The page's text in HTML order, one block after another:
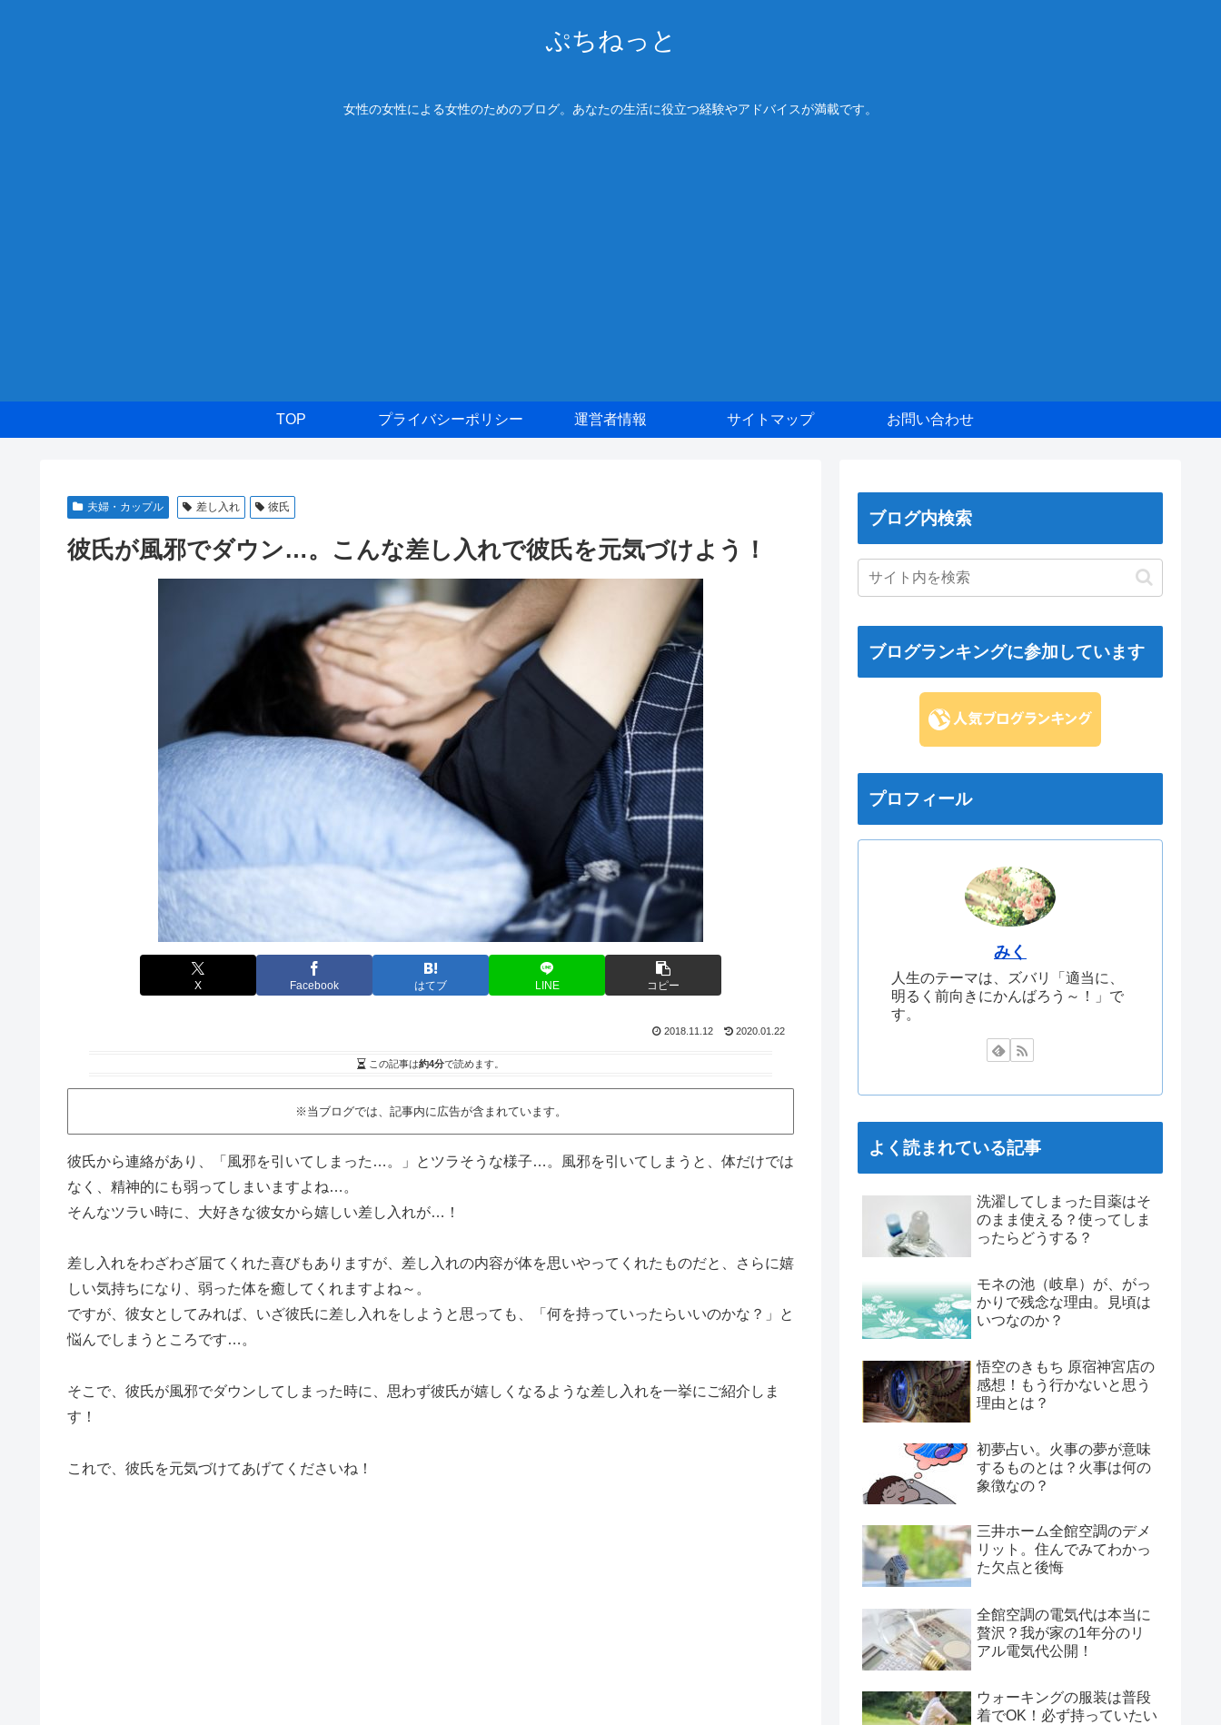
ぷちねっと
女性の女性による女性のためのブログ。あなたの生活に役立つ経験やアドバイスが満載です。
TOP プライバシーポリシー 運営者情報 サイトマップ お問い合わせ
夫婦・カップル 差し入れ 彼氏
彼氏が風邪でダウン…。こんな差し入れで彼氏を元気づけよう！
X Facebook はてブ LINE コピー
2018.11.12 2020.01.22
この記事は約4分で読めます。
※当ブログでは、記事内に広告が含まれています。
彼氏から連絡があり、「風邪を引いてしまった…。」とツラそうな様子…。風邪を引いてしまうと、体だけでは
なく、精神的にも弱ってしまいますよね…。
そんなツラい時に、大好きな彼女から嬉しい差し入れが…！
差し入れをわざわざ届てくれた喜びもありますが、差し入れの内容が体を思いやってくれたものだと、さらに嬉
しい気持ちになり、弱った体を癒してくれますよね～。
ですが、彼女としてみれば、いざ彼氏に差し入れをしようと思っても、「何を持っていったらいいのかな？」と
悩んでしまうところです…。
そこで、彼氏が風邪でダウンしてしまった時に、思わず彼氏が嬉しくなるような差し入れを一挙にご紹介しま
す！
これで、彼氏を元気づけてあげてくださいね！
ブログ内検索
ブログランキングに参加しています
プロフィール
みく
人生のテーマは、ズバリ「適当に、
明るく前向きにかんばろう～！」で
す。
よく読まれている記事
洗濯してしまった目薬はそ
のまま使える？使ってしま
ったらどうする？
モネの池（岐阜）が、がっ
かりで残念な理由。見頃は
いつなのか？
悟空のきもち 原宿神宮店の
感想！もう行かないと思う
理由とは？
初夢占い。火事の夢が意味
するものとは？火事は何の
象徴なの？
三井ホーム全館空調のデメ
リット。住んでみてわかっ
た欠点と後悔
全館空調の電気代は本当に
贅沢？我が家の1年分のリ
アル電気代公開！
ウォーキングの服装は普段
着でOK！必ず持っていたい